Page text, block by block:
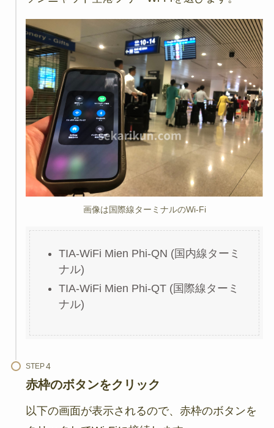
画像は国際線ターミナルのWi-Fi
TIA-WiFi Mien Phi-QN (国内線ターミ
ナル)
TIA-WiFi Mien Phi-QT (国際線ターミ
ナル)
STEP
赤枠のボタンをクリック
以下の画面が表示されるので、赤枠のボタンを